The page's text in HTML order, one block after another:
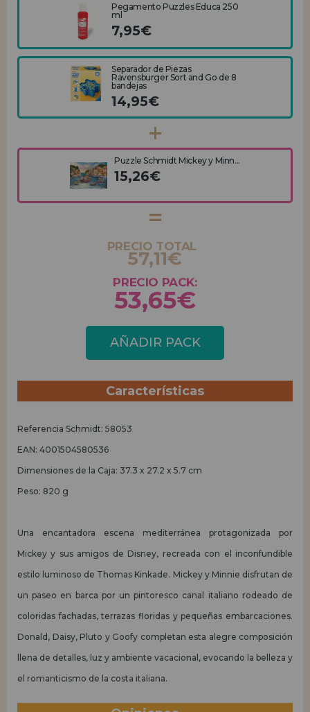
Pegamento Puzzles Educa 250
ml
7,95€
Separador de Piezas
Ravensburger Sort and Go de 8
bandejas
14,95€
Puzzle Schmidt Mickey y Minn...
15,26€
PRECIO TOTAL
57,11€
PRECIO PACK:
53,65€
AÑADIR PACK
Características
Referencia Schmidt: 58053
EAN: 4001504580536
Dimensiones de la Caja: 37.3 x 27.2 x 5.7 cm
Peso: 820 g
Una encantadora escena mediterránea protagonizada por
Mickey y sus amigos de Disney, recreada con el inconfundible
estilo luminoso de Thomas Kinkade. Mickey y Minnie disfrutan de
un paseo en barca por un pintoresco canal italiano rodeado de
coloridas fachadas, terrazas floridas y pequeñas embarcaciones.
Donald, Daisy, Pluto y Goofy completan esta alegre composición
llena de detalles, luz y ambiente vacacional, evocando la belleza y
el romanticismo de la costa italiana.